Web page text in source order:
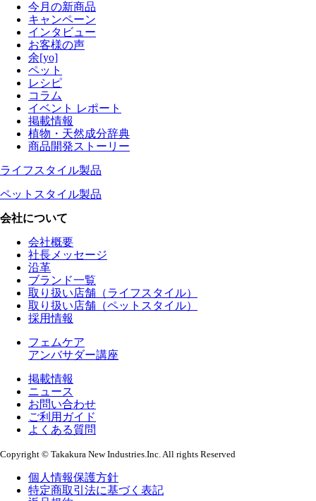
今月の新商品
キャンペーン
インタビュー
お客様の声
余[yo]
ペット
レシピ
コラム
イベント レポート
掲載情報
植物・天然成分辞典
商品開発ストーリー
ライフスタイル製品
ペットスタイル製品
会社について
会社概要
社長メッセージ
沿革
ブランド一覧
取り扱い店舗（ライフスタイル）
取り扱い店舗（ペットスタイル）
採用情報
フェムケア
アンバサダー講座
掲載情報
ニュース
お問い合わせ
ご利用ガイド
よくある質問
Copyright © Takakura New Industries.Inc. All rights Reserved
個人情報保護方針
特定商取引法に基づく表記